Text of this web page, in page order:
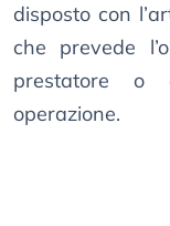
disposto con
che prevede
prestatore o
operazione.